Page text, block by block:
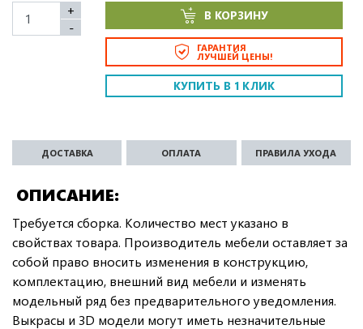
+
-
В КОРЗИНУ
ГАРАНТИЯ
ЛУЧШЕЙ ЦЕНЫ!
КУПИТЬ В 1 КЛИК
ОПИСАНИЕ
ДОСТАВКА ОПЛАТА ПРАВИЛА УХОДА
Требуется сборка. Количество мест указано в
свойствах товара. Производитель мебели оставляет за
собой право вносить изменения в конструкцию,
комплектацию, внешний вид мебели и изменять
модельный ряд без предварительного уведомления.
Выкрасы и 3D модели могут иметь незначительные